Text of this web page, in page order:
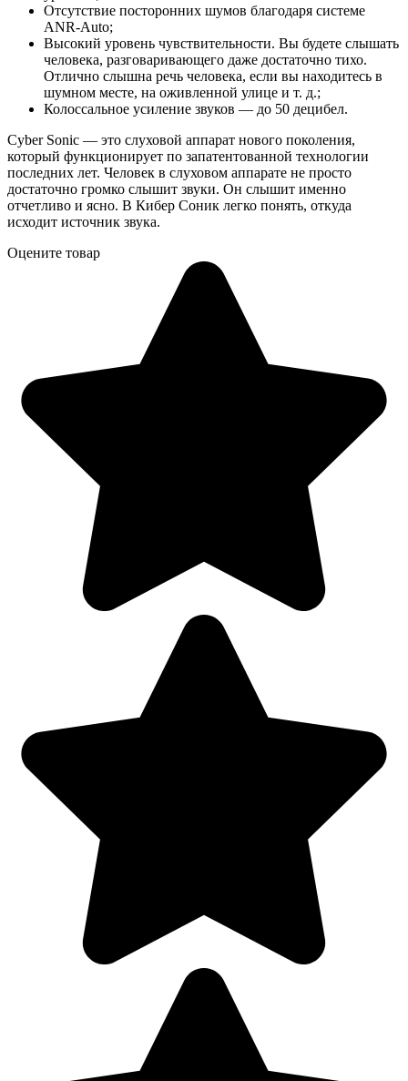
Отсутствие посторонних шумов благодаря системе
ANR-Auto;
Высокий уровень чувствительности. Вы будете слышать
человека, разговаривающего даже достаточно тихо.
Отлично слышна речь человека, если вы находитесь в
шумном месте, на оживленной улице и т. д.;
Колоссальное усиление звуков — до 50 децибел.
Cyber Sonic — это слуховой аппарат нового поколения,
который функционирует по запатентованной технологии
последних лет. Человек в слуховом аппарате не просто
достаточно громко слышит звуки. Он слышит именно
отчетливо и ясно. В Кибер Соник легко понять, откуда
исходит источник звука.
Оцените товар